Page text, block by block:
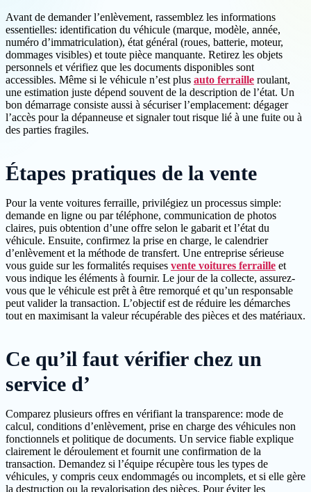
Avant de demander l’enlèvement, rassemblez les informations
essentielles: identification du véhicule (marque, modèle, année,
numéro d’immatriculation), état général (roues, batterie, moteur,
dommages visibles) et toute pièce manquante. Retirez les objets
personnels et vérifiez que les documents disponibles sont
accessibles. Même si le véhicule n’est plus auto ferraille roulant,
une estimation juste dépend souvent de la description de l’état. Un
bon démarrage consiste aussi à sécuriser l’emplacement: dégager
l’accès pour la dépanneuse et signaler tout risque lié à une fuite ou à
des parties fragiles.
Étapes pratiques de la vente
Pour la vente voitures ferraille, privilégiez un processus simple:
demande en ligne ou par téléphone, communication de photos
claires, puis obtention d’une offre selon le gabarit et l’état du
véhicule. Ensuite, confirmez la prise en charge, le calendrier
d’enlèvement et la méthode de transfert. Une entreprise sérieuse
vous guide sur les formalités requises vente voitures ferraille et
vous indique les éléments à fournir. Le jour de la collecte, assurez-
vous que le véhicule est prêt à être remorqué et qu’un responsable
peut valider la transaction. L’objectif est de réduire les démarches
tout en maximisant la valeur récupérable des pièces et des matériaux.
Ce qu’il faut vérifier chez un
service d’
Comparez plusieurs offres en vérifiant la transparence: mode de
calcul, conditions d’enlèvement, prise en charge des véhicules non
fonctionnels et politique de documents. Un service fiable explique
clairement le déroulement et fournit une confirmation de la
transaction. Demandez si l’équipe récupère tous les types de
véhicules, y compris ceux endommagés ou incomplets, et si elle gère
la destruction ou la revalorisation des pièces. Pour éviter les